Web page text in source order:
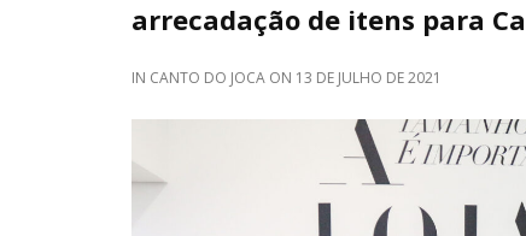
arrecadação de itens para
IN CANTO DO JOCA ON 13 DE JULHO DE 2021